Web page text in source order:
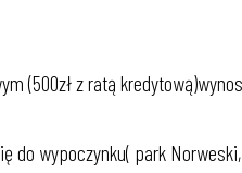
(500zł z ratą
wypoczynku( park